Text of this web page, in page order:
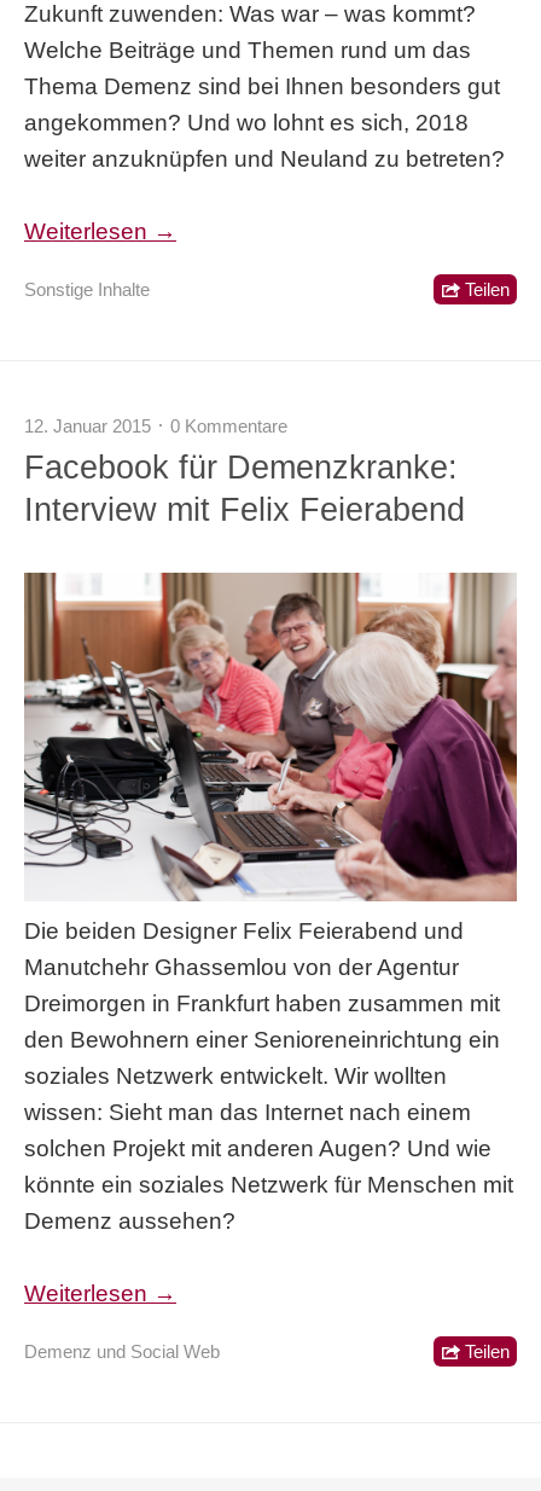
Zukunft zuwenden: Was war – was kommt?
Welche Beiträge und Themen rund um das
Thema Demenz sind bei Ihnen besonders gut
angekommen? Und wo lohnt es sich, 2018
weiter anzuknüpfen und Neuland zu betreten?
Weiterlesen →
Sonstige Inhalte Teilen
12. Januar 2015 0 Kommentare
Facebook für Demenzkranke:
Interview mit Felix Feierabend
Die beiden Designer Felix Feierabend und
Manutchehr Ghassemlou von der Agentur
Dreimorgen in Frankfurt haben zusammen mit
den Bewohnern einer Senioreneinrichtung ein
soziales Netzwerk entwickelt. Wir wollten
wissen: Sieht man das Internet nach einem
solchen Projekt mit anderen Augen? Und wie
könnte ein soziales Netzwerk für Menschen mit
Demenz aussehen?
Weiterlesen →
Demenz und Social Web Teilen